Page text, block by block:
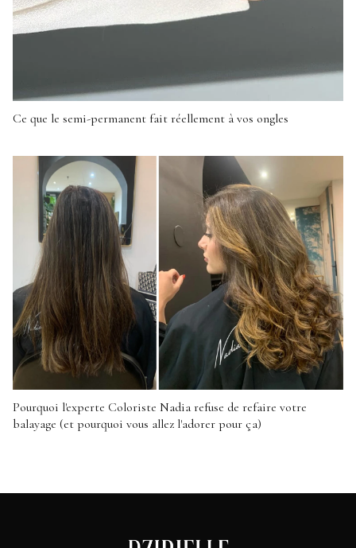
Ce que le semi-permanent fait réellement à vos ongles
Pourquoi l'experte Coloriste Nadia refuse de refaire votre
balayage (et pourquoi vous allez l'adorer pour ça)